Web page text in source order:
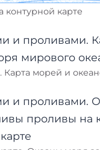
карте
Карта морей и